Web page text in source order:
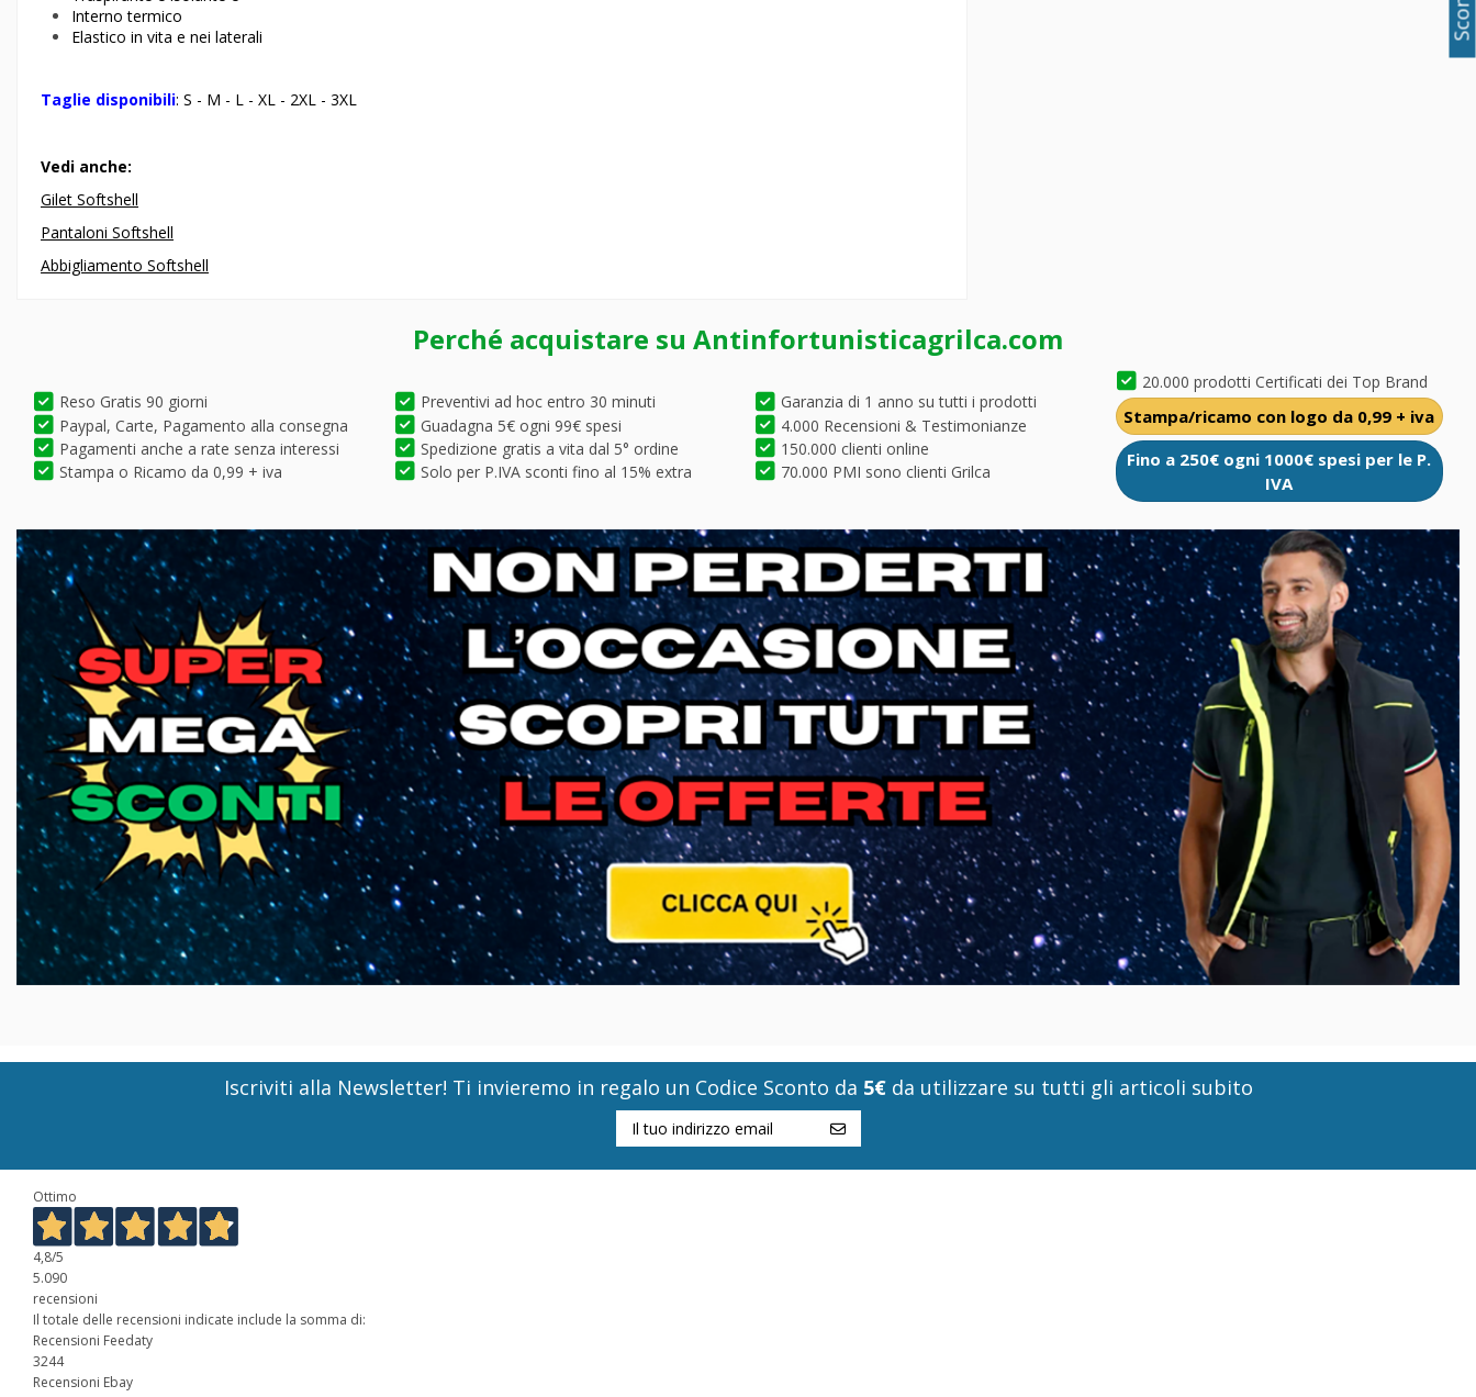
Interno termico
Elastico in vita e nei laterali
Taglie disponibili: S - M - L - XL - 2XL - 3XL
Vedi anche:
Gilet Softshell
Pantaloni Softshell
Abbigliamento Softshell
Perché acquistare su Antinfortunisticagrilca.com
Reso Gratis 90 giorni
Paypal, Carte, Pagamento alla consegna
Pagamenti anche a rate senza interessi
Stampa o Ricamo da 0,99 + iva
Preventivi ad hoc entro 30 minuti
Guadagna 5€ ogni 99€ spesi
Spedizione gratis a vita dal 5° ordine
Solo per P.IVA sconti fino al 15% extra
Garanzia di 1 anno su tutti i prodotti
4.000 Recensioni & Testimonianze
150.000 clienti online
70.000 PMI sono clienti Grilca
20.000 prodotti Certificati dei Top Brand
Stampa/ricamo con logo da 0,99 + iva
Fino a 250€ ogni 1000€ spesi per le P.
IVA
Iscriviti alla Newsletter! Ti invieremo in regalo un Codice Sconto da 5€da utilizzare su tutti gli articoli subito
Ottimo
4,8/5
5.090
recensioni
Il totale delle recensioni indicate include la somma di:
Recensioni Feedaty
3244
Recensioni Ebay